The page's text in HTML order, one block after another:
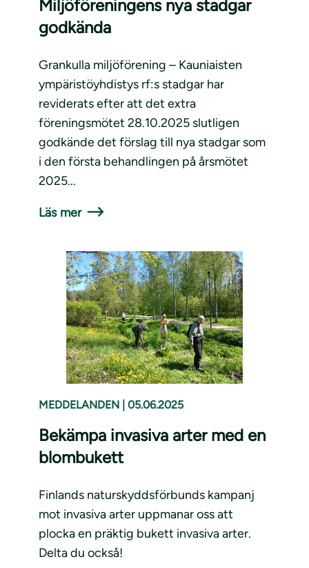
Miljöföreningens nya stadgar
godkända
Grankulla miljöförening – Kauniaisten
ympäristöyhdistys rf:s stadgar har
reviderats efter att det extra
föreningsmötet 28.10.2025 slutligen
godkände det förslag till nya stadgar som
i den första behandlingen på årsmötet
2025...
Läs mer
MEDDELANDEN 05.06.2025
Bekämpa invasiva arter med en
blombukett
Finlands naturskyddsförbunds kampanj
mot invasiva arter uppmanar oss att
plocka en präktig bukett invasiva arter.
Delta du också!